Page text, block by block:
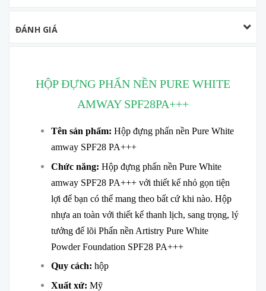
ĐÁNH GIÁ
HỘP ĐỰNG PHẤN NỀN PURE WHITE
AMWAY SPF28PA+++
Tên sản phẩm: Hộp đựng phấn nền Pure White
amway SPF28 PA+++
Chức năng: Hộp đựng phấn nền Pure White
amway SPF28 PA+++ với thiết kế nhỏ gọn tiện
lợi để bạn có thể mang theo bất cứ khi nào. Hộp
nhựa an toàn với thiết kế thanh lịch, sang trọng, lý
tưởng để lõi Phấn nền Artistry Pure White
Powder Foundation SPF28 PA+++
Quy cách: hộp
Xuất xứ: Mỹ